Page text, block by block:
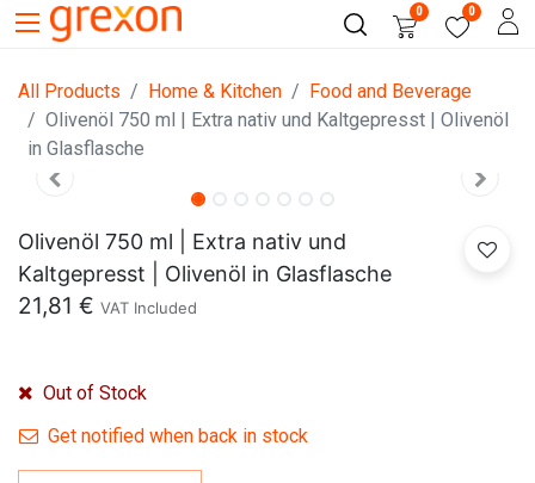
0 0
All Products Home & Kitchen
Food and Beverage
Olivenöl 750 ml | Extra nativ und Kaltgepresst | Olivenöl
in Glasflasche
Olivenöl 750 ml | Extra nativ und
Kaltgepresst | Olivenöl in Glasflasche
21,81 € VAT Included
Out of Stock
Get notified when back in stock